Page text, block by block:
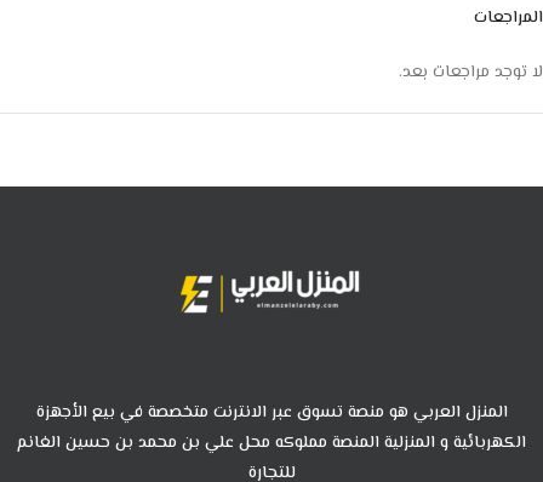
المراجعات
لا توجد مراجعات بعد.
المنزل العربي هو منصة تسوق عبر الانترنت متخصصة في بيع الأجهزة
الكهربائية و المنزلية المنصة مملوكه محل علي بن محمد بن حسين الغانم
للتجارة